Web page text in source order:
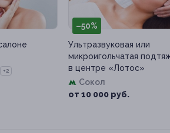
+2
–50%
Ультразвуковая или
микроигольчатая
в центре «Лотос»
Сокол
от 10 000 руб.